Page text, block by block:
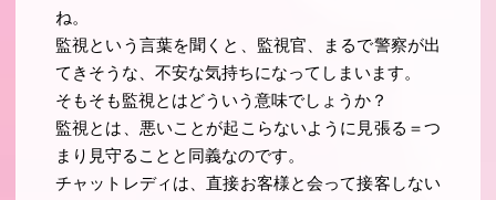
ね。
監視という言葉を聞くと、監視官、まるで警察が出
てきそうな、不安な気持ちになってしまいます。
そもそも監視とはどういう意味でしょうか？
監視とは、悪いことが起こらないように見張る＝つ
まり見守ることと同義なのです。
チャットレディは、直接お客様と会って接客しない